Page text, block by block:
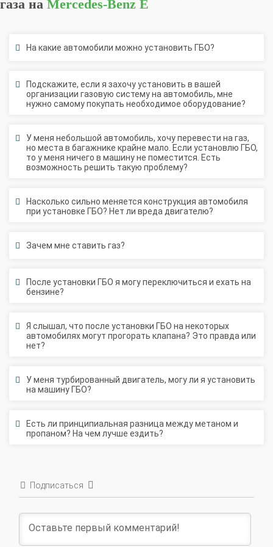
организации газовую систему на автомобиль, мне
нужно самому покупать необходимое оборудование?
но места в багажнике крайне мало. Если установлю ГБО,
то у меня ничего в машину не поместится. Есть
возможность решить такую проблему?
при установке ГБО? Нет ли вреда двигателю?
бензине?
автомобилях могут прогорать клапана? Это правда или
нет?
на машину ГБО?
пропаном? На чем лучше ездить?